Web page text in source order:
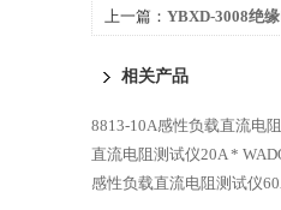
上一篇： YBXD-3008绝
相关产品
8813-10A感性负载直流电
直流电阻测试仪20A *
感性负载直流电阻测试仪